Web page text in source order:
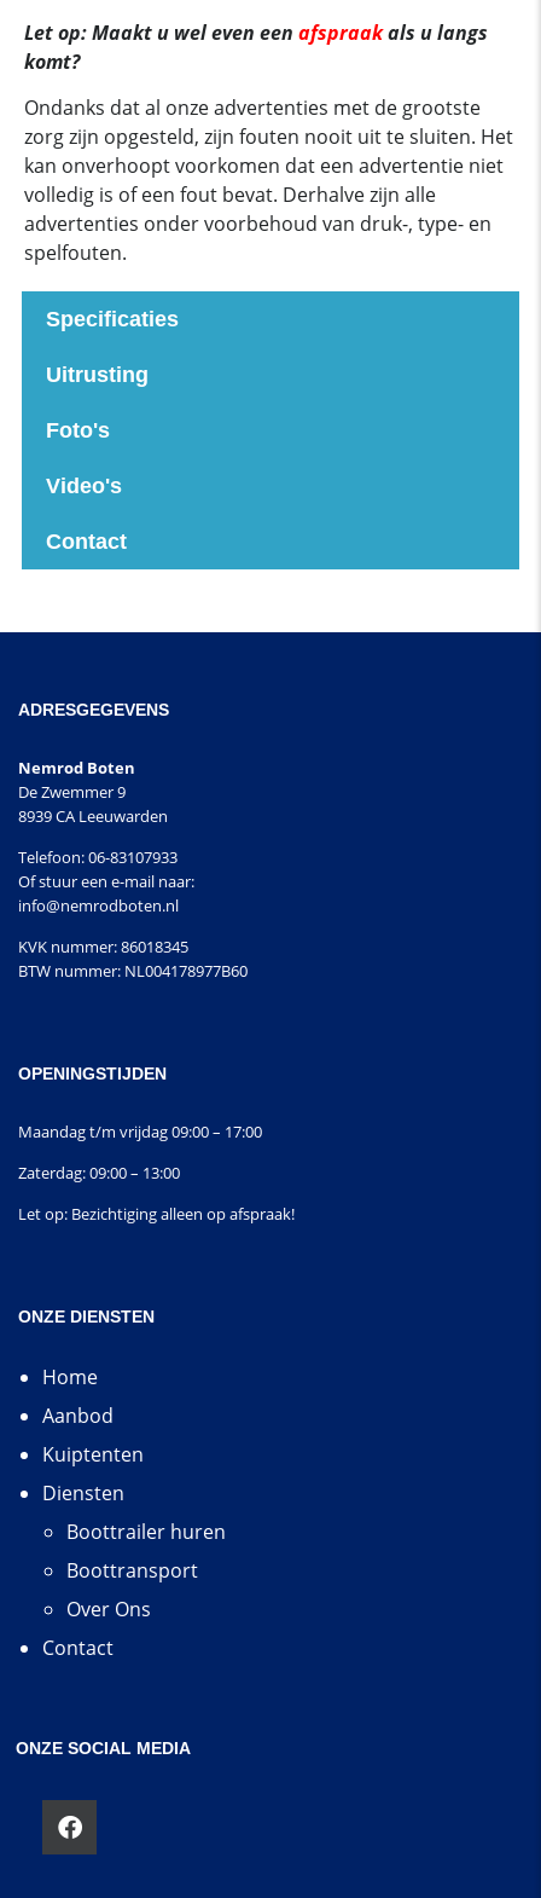
Let op: Maakt u wel even een afspraakals u langs
komt?
Ondanks dat al onze advertenties met de grootste
zorg zijn opgesteld, zijn fouten nooit uit te sluiten. Het
kan onverhoopt voorkomen dat een advertentie niet
volledig is of een fout bevat. Derhalve zijn alle
advertenties onder voorbehoud van druk-, type- en
spelfouten.
Specificaties
Uitrusting
Foto's
Video's
Contact
ADRESGEGEVENS
Nemrod Boten
De Zwemmer 9
8939 CA Leeuwarden
Telefoon: 06-83107933
Of stuur een e-mail naar:
info@nemrodboten.nl
KVK nummer: 86018345
BTW nummer: NL004178977B60
OPENINGSTIJDEN
Maandag t/m vrijdag 09:00 – 17:00
Zaterdag: 09:00 – 13:00
Let op: Bezichtiging alleen op afspraak!
ONZE DIENSTEN
Home
Aanbod
Kuiptenten
Diensten
Boottrailer huren
Boottransport
Over Ons
Contact
ONZE SOCIAL MEDIA